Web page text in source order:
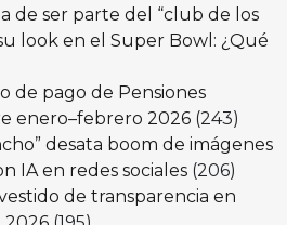
de ser parte del “club de los
look en el Super Bowl: ¿Qué
de pago de Pensiones
enero–febrero 2026 (243)
desata boom de imágenes
IA en redes sociales (206)
de transparencia en